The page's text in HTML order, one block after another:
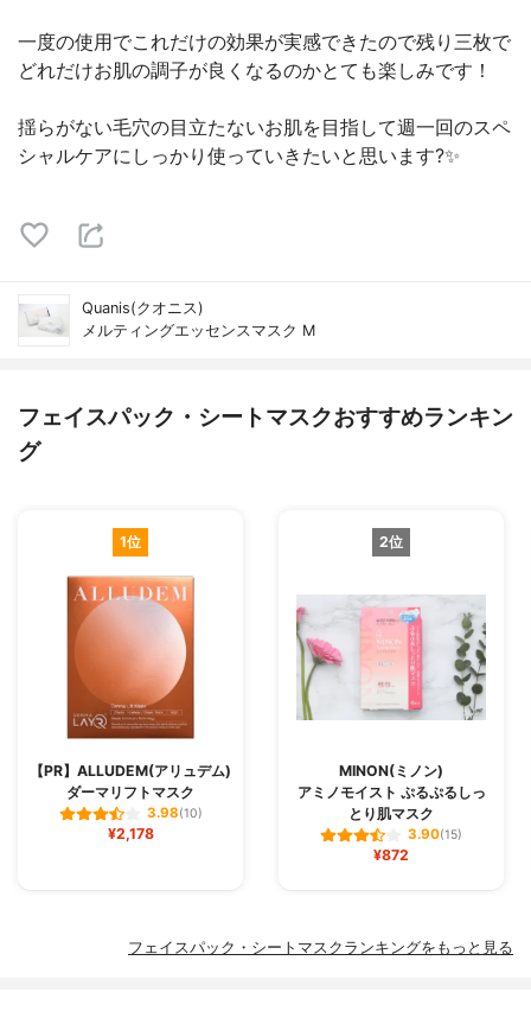
一度の使用でこれだけの効果が実感できたので残り三枚で
どれだけお肌の調子が良くなるのかとても楽しみです！
揺らがない毛穴の目立たないお肌を目指して週一回のスペ
シャルケアにしっかり使っていきたいと思います?✨
Quanis(クオニス)
メルティングエッセンスマスク M
フェイスパック・シートマスクおすすめランキン
グ
1位
【PR】ALLUDEM(アリュデム)
ダーマリフトマスク
3.98(10)
¥2,178
2位
MINON(ミノン)
アミノモイスト ぷるぷるしっ
とり肌マスク
3.90(15)
¥872
フェイスパック・シートマスクランキングをもっと見る